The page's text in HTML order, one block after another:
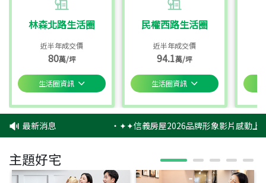
林森北路生活圈
近半年成交價
80萬/坪
生活圈資訊
民權西路生活圈
近半年成交價
94.1萬/坪
生活圈資訊
最新消息 ‧✦✦信義房屋2026品牌形象影片感動上
主題好宅